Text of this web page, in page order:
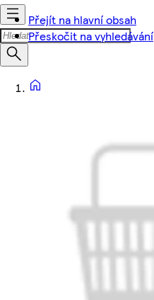
Přejít na hlavní obsah
Přeskočit na vyhledávání